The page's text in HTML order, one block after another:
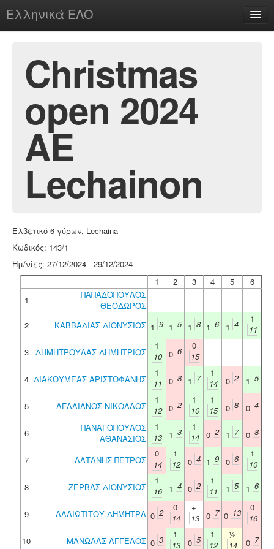
Ελληνικά ΕΛΟ
chesstu.be @ discord
Login
Christmas
open 2024
AE
Lechainon
Ελβετικό 6 γύρων, Lechaina
Κωδικός: 143/1
Ημ/νίες: 27/12/2024 - 29/12/2024
1
2 3 4 5
6
1
ΠΑΠΑΔΟΠΟΥΛΟΣ
ΘΕΟΔΩΡΟΣ
2
ΚΑΒΒΑΔΙΑΣ ΔΙΟΝΥΣΙΟΣ 1 9 1 5 1 8 1 6 1 4
1
11
3
ΔΗΜΗΤΡΟΥΛΑΣ ΔΗΜΗΤΡΙΟΣ
1
10 0 6
0
15
4 ΔΙΑΚΟΥΜΕΑΣ ΑΡΙΣΤΟΦΑΝΗΣ
1
11
0 8 1 7
1
14
0 2 1 5
5 ΑΓΑΛΙΑΝΟΣ ΝΙΚΟΛΑΟΣ
1
12 0 2
1
10
1
15
0 8 0 4
6
ΠΑΝΑΓΟΠΟΥΛΟΣ
ΑΘΑΝΑΣΙΟΣ
1
13
1 3
1
14
0 2 1 7 0 8
7 ΑΛΤΑΝΗΣ ΠΕΤΡΟΣ
0
14
1
12
0 4 1 9 0 6
1
10
8
ΖΕΡΒΑΣ ΔΙΟΝΥΣΙΟΣ
1
16
1 4 0 2
1
11
1 5 1 6
9 ΛΑΛΙΩΤΙΤΟΥ ΔΗΜΗΤΡΑ 0 2
0
14
+
13
0 7 0 13
0
16
10
ΜΑΝΩΛΑΣ ΑΓΓΕΛΟΣ 0 3
1
13
0 5
1
12
½
14
0 7